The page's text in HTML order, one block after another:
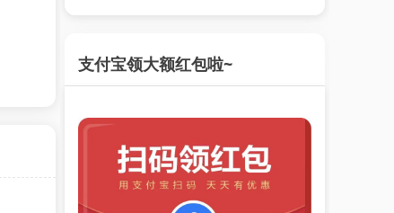
支付宝领大额红包啦~